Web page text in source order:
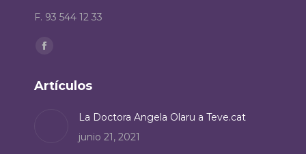
F. 93 544 12 33
Encuéntranos en:
opens
window
Artículos
La Doctora Angela Olaru a Teve.cat
junio 21, 2021